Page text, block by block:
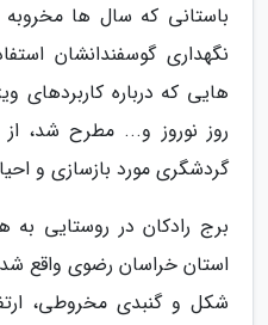
باستانی که سال ها
نگهداری گوسفندانشان
هایی که درباره کاربردهای
روز نوروز و... مطرح شد،
گردشگری مورد بازسازی و
برج رادکان در روستایی به
استان خراسان رضوی واقع